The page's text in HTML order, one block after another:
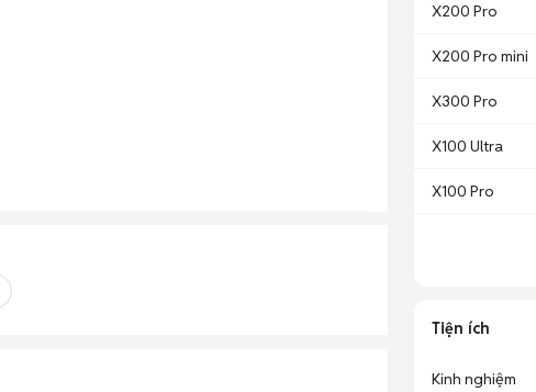
X200 Pro
X200 Pro mini
X300 Pro
X100 Ultra
X100 Pro
Tiện ích
Kinh nghiệm